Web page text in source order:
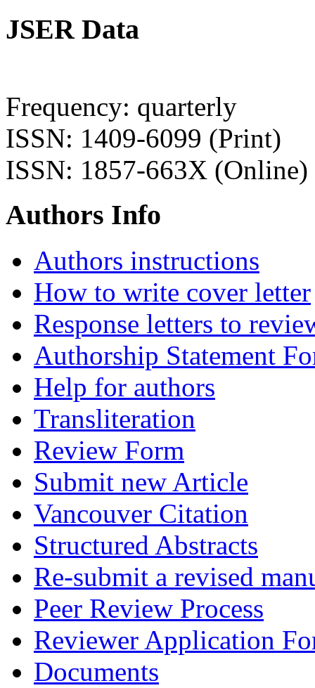
JSER Data
Frequency: quarterly
ISSN: 1409-6099 (Print)
ISSN: 1857-663X (Online)
Authors Info
Authors instructions
How to write cover letter
Response letters to
Authorship Statement
Help for authors
Transliteration
Review Form
Submit new Article
Vancouver Citation
Structured Abstracts
Re-submit a revised
Peer Review Process
Reviewer Application
Documents